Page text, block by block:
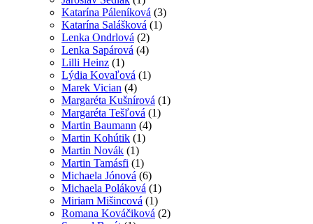
Katarína Páleníková (3)
Katarína Salášková (1)
Lenka Ondrlová (2)
Lenka Sapárová (4)
Lilli Heinz (1)
Lýdia Kovaľová (1)
Marek Vician (4)
Margaréta Kušnírová (1)
Margaréta Tešľová (1)
Martin Baumann (4)
Martin Kohútik (1)
Martin Novák (1)
Martin Tamásfi (1)
Michaela Jónová (6)
Michaela Poláková (1)
Miriam Mišincová (1)
Romana Kováčiková (2)